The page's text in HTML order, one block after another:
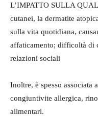
L’IMPATTO SULLA
cutanei, la dermatite
sulla vita quotidiana,
affaticamento; difficoltà di
relazioni sociali
Inoltre, è spesso associata
congiuntivite allergica,
alimentari.